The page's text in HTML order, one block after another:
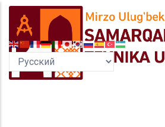
Перейти
основному
содержанию